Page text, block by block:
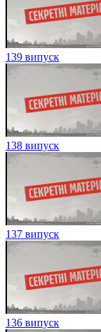
139 випуск
138 випуск
137 випуск
136 випуск